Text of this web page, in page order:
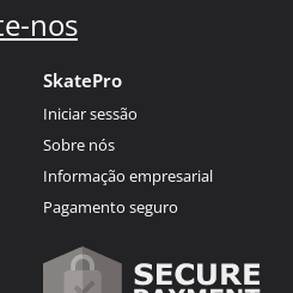
nos
SkatePro
Iniciar sessão
Sobre nós
Informação empresarial
Pagamento seguro